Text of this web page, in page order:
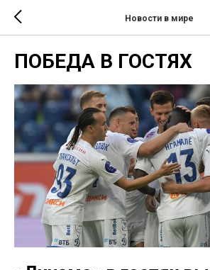
Новости в мире
ПОБЕДА В ГОСТЯХ